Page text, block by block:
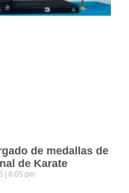
de medallas de
de Karate
6:05 pm